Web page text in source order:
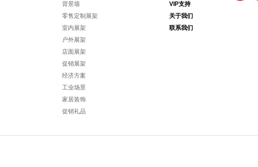
背景墙
零售定制展架
室内展架
户外展架
店面展架
促销展架
经济方案
工业场景
家居装饰
促销礼品
VIP支持
关于我们
联系我们